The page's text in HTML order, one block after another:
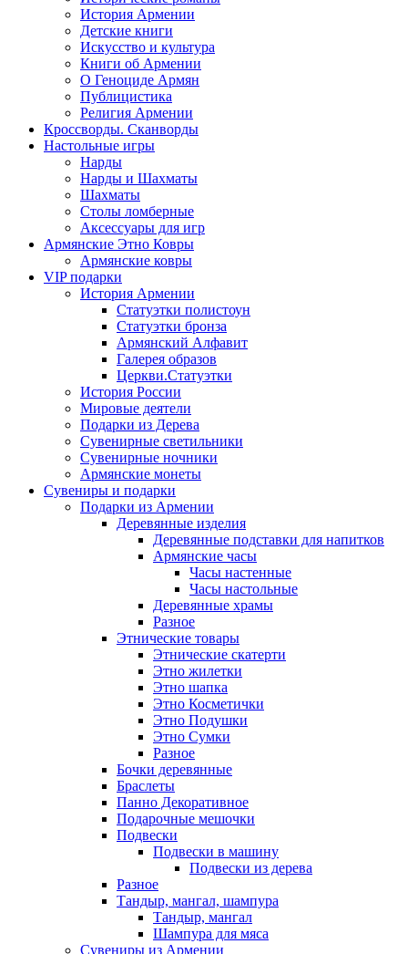
История Армении
Детские книги
Иcкусство и культура
Книги об Армении
О Геноциде Армян
Публицистика
Религия Армении
Кроссворды. Сканворды
Настольные игры
Нарды
Нарды и Шахматы
Шахматы
Столы ломберные
Аксессуары для игр
Армянские Этно Ковры
Армянские ковры
VIP подарки
История Армении
Статуэтки полистоун
Статуэтки бронза
Армянский Алфавит
Галерея образов
Церкви.Статуэтки
История России
Мировые деятели
Подарки из Дерева
Сувенирные светильники
Сувенирные ночники
Армянские монеты
Сувениры и подарки
Подарки из Армении
Деревянные изделия
Деревянные подставки для напитков
Армянские часы
Часы настенные
Часы настольные
Деревянные храмы
Разное
Этнические товары
Этнические скатерти
Этно жилетки
Этно шапка
Этно Косметички
Этно Подушки
Этно Сумки
Разное
Бочки деревянные
Браслеты
Панно Декоративное
Подарочные мешочки
Подвески
Подвески в машину
Подвески из дерева
Разное
Тандыр, мангал, шампура
Тандыр, мангал
Шампура для мяса
Сувениры из Армении